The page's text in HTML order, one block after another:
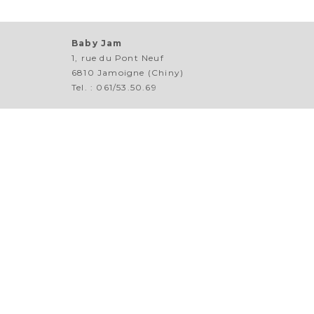
Baby Jam
1, rue du Pont Neuf
6810 Jamoigne (Chiny)
Tel. : 061/53.50.69